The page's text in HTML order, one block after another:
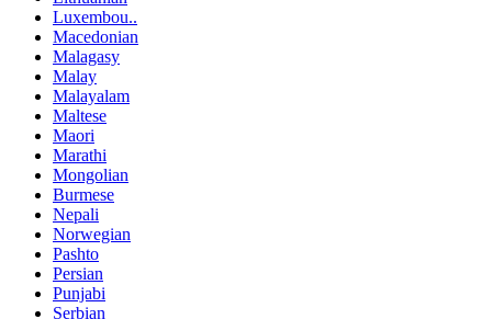
Luxembou..
Macedonian
Malagasy
Malay
Malayalam
Maltese
Maori
Marathi
Mongolian
Burmese
Nepali
Norwegian
Pashto
Persian
Punjabi
Serbian